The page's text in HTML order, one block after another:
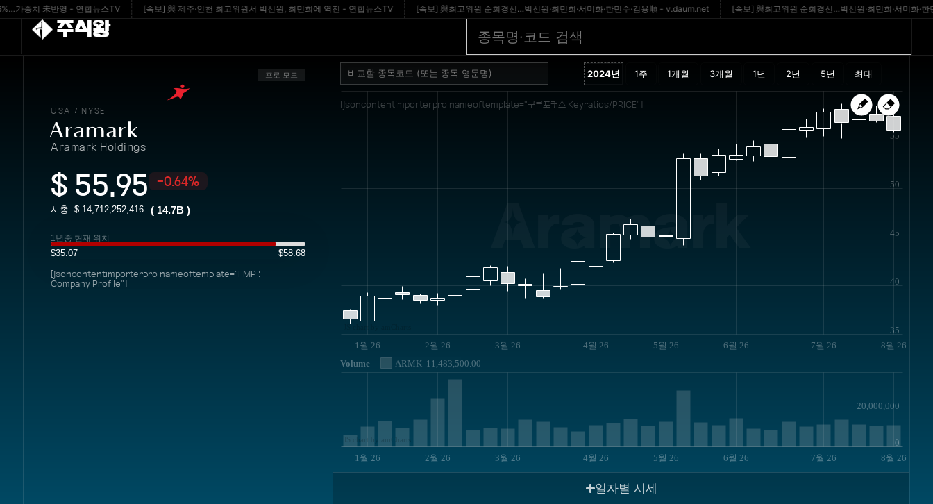
치 未반영 - 연합뉴스TV [속보] 與 제주·인천 최고위원서 박선원, 최민희에 역전 - 연합뉴스TV [속보] 與최고위원 순회경선…박선원·최민희·서미화·한민수·김용順 - v.daum.net [속보] 與최고위원 순회경선…박선원·최민희·서미화·한민수·
주식왕
프로 모드
USA / NYSE
Aramark
Aramark Holdings
$ 55.95 -0.64%
시총: $ 14,712,252,416 ( 14.7B )
1년중 현재 위치
$35.07 $58.68
[jsoncontentimporterpro nameoftemplate="FMP :
Company Profile"]
Aramark
[jsoncontentimporterpro nameoftemplate="구루포커스 Keyratios/PRICE"]
1월 26 2월 26 3월 26 4월 26 5월 26 6월 26 7월 26 8월 26
35
40
45
50
55
JS chart by amCharts
Volume ARMK 11,483,500.00
1월 26 2월 26 3월 26 4월 26 5월 26 6월 26 7월 26 8월 26
0
20,000,000
일자별 시세